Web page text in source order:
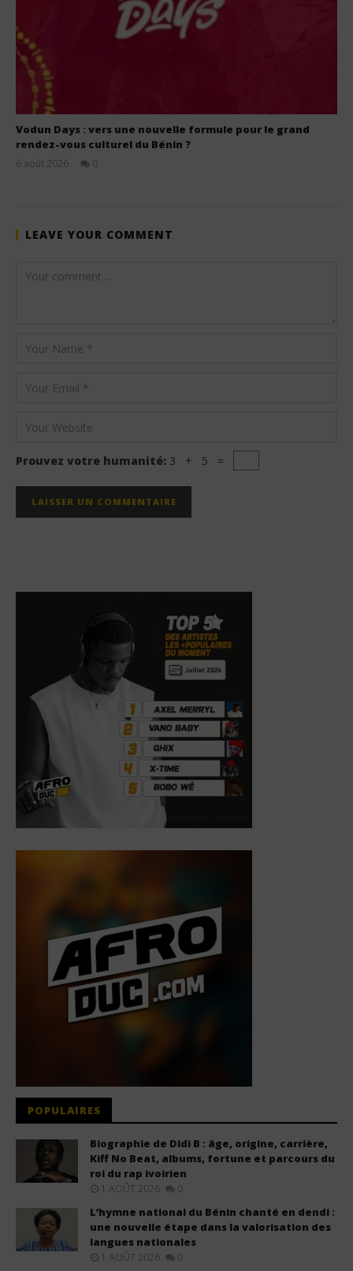
Vodun Days : vers une nouvelle formule pour le grand
rendez-vous culturel du Bénin ?
6 août 2026
0
LEAVE YOUR COMMENT
Prouvez votre humanité: 3 + 5 =
POPULAIRES
Biographie de Didi B : âge, origine, carrière,
Kiff No Beat, albums, fortune et parcours du
roi du rap ivoirien
1 AOÛT 2026 0
L’hymne national du Bénin chanté en dendi :
une nouvelle étape dans la valorisation des
langues nationales
1 AOÛT 2026 0